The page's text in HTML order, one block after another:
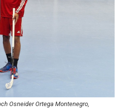
Osneider Ortega Montenegro,